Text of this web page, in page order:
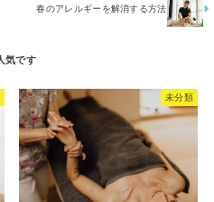
春のアレルギーを解消する方法
未分類